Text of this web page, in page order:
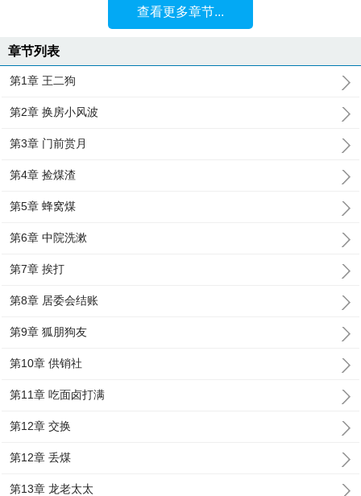
查看更多章节...
章节列表
第1章 王二狗
第2章 换房小风波
第3章 门前赏月
第4章 捡煤渣
第5章 蜂窝煤
第6章 中院洗漱
第7章 挨打
第8章 居委会结账
第9章 狐朋狗友
第10章 供销社
第11章 吃面卤打满
第12章 交换
第12章 丢煤
第13章 龙老太太